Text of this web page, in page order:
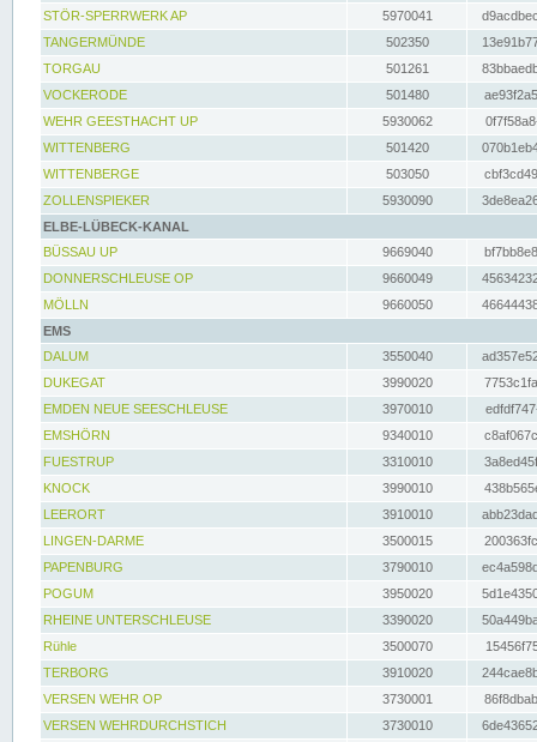
STÖR-SPERRWERK AP 5970041
TANGERMÜNDE
502350
TORGAU
501261
VOCKERODE
501480
WEHR GEESTHACHT UP
5930062
WITTENBERG
501420
WITTENBERGE
503050
ZOLLENSPIEKER
5930090
ELBE-LÜBECK-KANAL
BÜSSAU UP
9669040
DONNERSCHLEUSE OP
9660049
MÖLLN
9660050
EMS
DALUM
3550040
DUKEGAT
3990020
EMDEN NEUE SEESCHLEUSE
3970010
EMSHÖRN
9340010
FUESTRUP
3310010
KNOCK
3990010
LEERORT
3910010
LINGEN-DARME
3500015
PAPENBURG
3790010
POGUM
3950020
RHEINE UNTERSCHLEUSE
3390020
Rühle
3500070
TERBORG
3910020
VERSEN WEHR OP
3730001
VERSEN WEHRDURCHSTICH
3730010